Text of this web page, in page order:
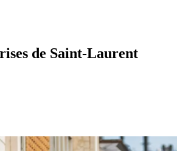
de Saint-Laurent